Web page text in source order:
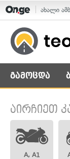
ახალი
გამოცდა
აირჩიეთ
A, A1